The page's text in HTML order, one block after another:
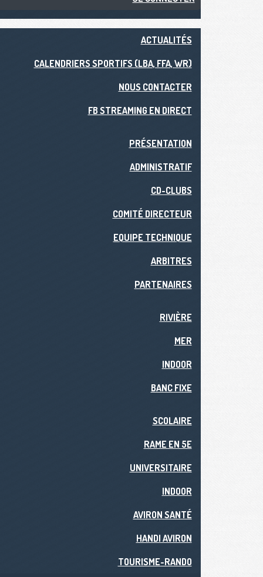
ACTUALITÉS
CALENDRIERS SPORTIFS (LBA, FFA, WR)
NOUS CONTACTER
FB STREAMING EN DIRECT
PRÉSENTATION
ADMINISTRATIF
CD-CLUBS
COMITÉ DIRECTEUR
EQUIPE TECHNIQUE
ARBITRES
PARTENAIRES
RIVIÈRE
MER
INDOOR
BANC FIXE
SCOLAIRE
RAME EN 5E
UNIVERSITAIRE
INDOOR
AVIRON SANTÉ
HANDI AVIRON
TOURISME-RANDO